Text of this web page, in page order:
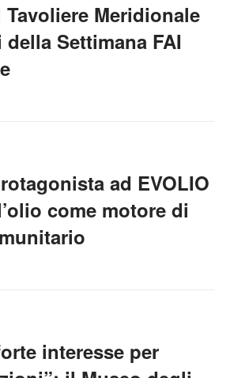
Meridionale
Settimana FAI
ad EVOLIO
come motore di
interesse per